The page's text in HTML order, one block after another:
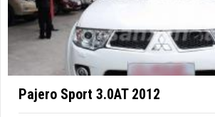
Pajero Sport 3.0AT 2012